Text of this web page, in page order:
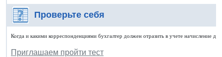
Проверьте себя
Когда и какими корреспонденциями бухгалтер должен отразить в учете начисление
Приглашаем пройти тест